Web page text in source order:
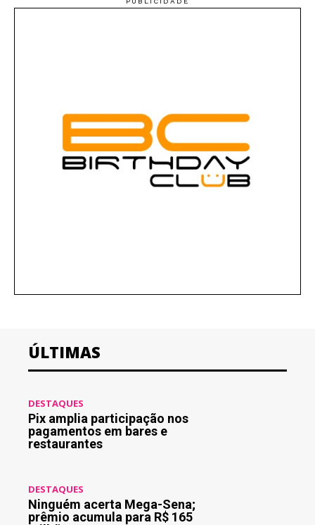
ÚLTIMAS
DESTAQUES
Pix amplia participação nos
pagamentos em bares e
restaurantes
DESTAQUES
Ninguém acerta Mega-Sena;
prêmio acumula para R$ 165